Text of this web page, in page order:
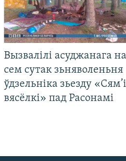
Вызвалілі асуджанага на
сем сутак зьняволеньня
ўдзельніка зьезду «Сям’і
вясёлкі» пад Расонамі